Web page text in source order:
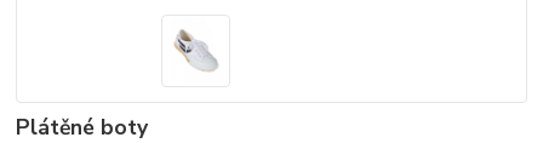
Plátěné boty